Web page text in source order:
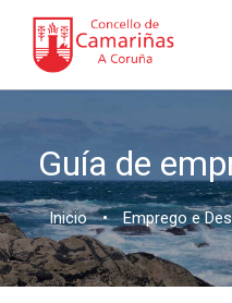
Guía de
Inicio • Emprego e